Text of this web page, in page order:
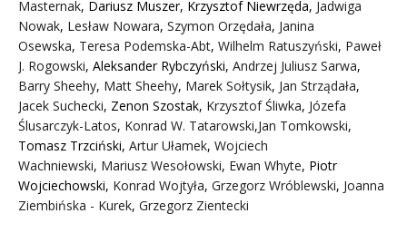
Masternak, Dariusz Muszer, Krzysztof Niewrzęda, Jadwiga
Nowak, Lesław Nowara, Szymon Orzędała, Janina
Osewska, Teresa Podemska-Abt, Wilhelm Ratuszyński, Paweł
J. Rogowski, Aleksander Rybczyński, Andrzej Juliusz Sarwa,
Barry Sheehy, Matt Sheehy, Marek Sołtysik, Jan Strządała,
Jacek Suchecki, Zenon Szostak, Krzysztof Śliwka, Józefa
Ślusarczyk-Latos, Konrad W. Tatarowski,Jan Tomkowski,
Tomasz Trzciński, Artur Ułamek, Wojciech
Wachniewski, Mariusz Wesołowski, Ewan Whyte, Piotr
Wojciechowski, Konrad Wojtyła, Grzegorz Wróblewski, Joanna
Ziembińska - Kurek, Grzegorz Zientecki